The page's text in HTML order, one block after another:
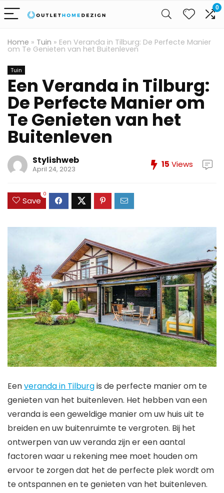
0
Home » Tuin » Een Veranda in Tilburg: De Perfecte Manier
om Te Genieten van het Buitenleven
Tuin
Een Veranda in Tilburg:
De Perfecte Manier om
Te Genieten van het
Buitenleven
Stylishweb
April 24, 2023 15 Views
Save
0
Eenveranda in Tilburgis de perfecte manier om te
genieten van het buitenleven. Het hebben van een
veranda is een geweldige manier om uw huis uit te
breiden en uw buitenruimte te vergroten. Bij het
ontwerpen van uw veranda zijn er een aantal
factoren waar u rekening mee moet houden om
ervoor te zorgen dat het de perfecte plek wordt om
te ontspannen en te genieten van het buitenleven.